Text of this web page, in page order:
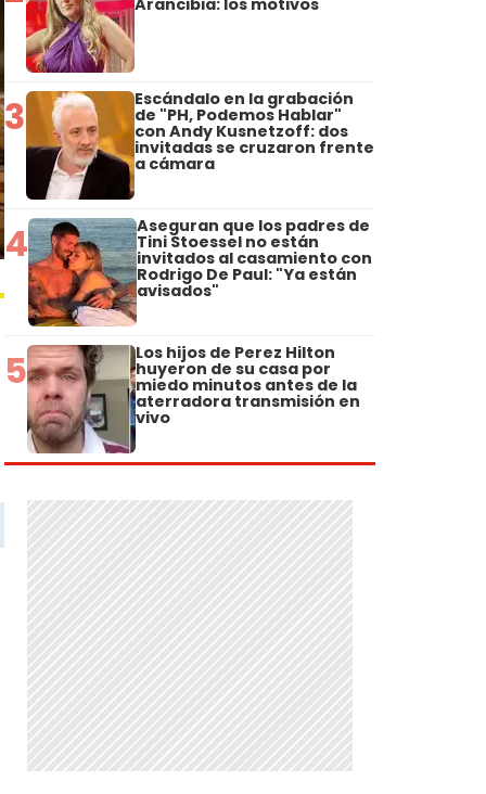
Arancibia: los motivos
3 Escándalo en la grabación
de "PH, Podemos Hablar"
con Andy Kusnetzoff: dos
invitadas se cruzaron frente
a cámara
4 Aseguran que los padres de
Tini Stoessel no están
invitados al casamiento con
Rodrigo De Paul: "Ya están
avisados"
5 Los hijos de Perez Hilton
huyeron de su casa por
miedo minutos antes de la
aterradora transmisión en
vivo